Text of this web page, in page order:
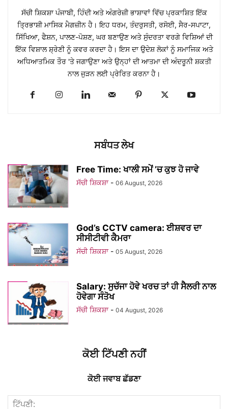
ਸੱਚੀ ਸ਼ਿਕਸ਼ਾ ਪੰਜਾਬੀ, ਹਿੰਦੀ ਅਤੇ ਅੰਗਰੇਜ਼ੀ ਭਾਸ਼ਾਵਾਂ ਵਿੱਚ ਪ੍ਰਕਾਸ਼ਿਤ ਇੱਕ
ਤ੍ਰਿਭਾਸ਼ੀ ਮਾਸਿਕ ਮੈਗਜ਼ੀਨ ਹੈ। ਇਹ ਧਰਮ, ਤੰਦਰੁਸਤੀ, ਰਸੋਈ, ਸੈਰ-ਸਪਾਟਾ,
ਸਿੱਖਿਆ, ਫੈਸ਼ਨ, ਪਾਲਣ-ਪੋਸ਼ਣ, ਘਰ ਬਣਾਉਣ ਅਤੇ ਸੁੰਦਰਤਾ ਵਰਗੇ ਵਿਸ਼ਿਆਂ ਦੀ
ਇੱਕ ਵਿਸ਼ਾਲ ਸ਼੍ਰੇਣੀ ਨੂੰ ਕਵਰ ਕਰਦਾ ਹੈ। ਇਸ ਦਾ ਉਦੇਸ਼ ਲੋਕਾਂ ਨੂੰ ਸਮਾਜਿਕ ਅਤੇ
ਅਧਿਆਤਮਿਕ ਤੌਰ 'ਤੇ ਜਗਾਉਣਾ ਅਤੇ ਉਨ੍ਹਾਂ ਦੀ ਆਤਮਾ ਦੀ ਅੰਦਰੂਨੀ ਸ਼ਕਤੀ
ਨਾਲ ਜੁੜਨ ਲਈ ਪ੍ਰੇਰਿਤ ਕਰਨਾ ਹੈ।
ਸਬੰਧਤ ਲੇਖ
Free Time: ਖਾਲੀ ਸਮੇਂ ’ਚ ਕੁਝ ਹੋ ਜਾਵੇ
ਸੱਚੀ ਸ਼ਿਕਸ਼ਾ - 06 August, 2026
God’s CCTV camera: ਈਸ਼ਵਰ ਦਾ
ਸੀਸੀਟੀਵੀ ਕੈਮਰਾ
ਸੱਚੀ ਸ਼ਿਕਸ਼ਾ - 05 August, 2026
Salary: ਸੁਚੱਜਾ ਹੋਵੇ ਖਰਚ ਤਾਂ ਹੀ ਸੈਲਰੀ ਨਾਲ
ਹੋਵੇਗਾ ਸੰਤੋਖ
ਸੱਚੀ ਸ਼ਿਕਸ਼ਾ - 04 August, 2026
ਕੋਈ ਟਿੱਪਣੀ ਨਹੀਂ
ਕੋਈ ਜਵਾਬ ਛੱਡਣਾ